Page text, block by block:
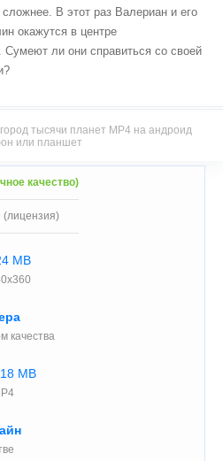
В этот раз Валериан и его
окажутся в центре
Сумеют ли они справиться со своей
тысячи планет MP4 на андроид
или планшет
качество)
(лицензия)
MB
качества
MB